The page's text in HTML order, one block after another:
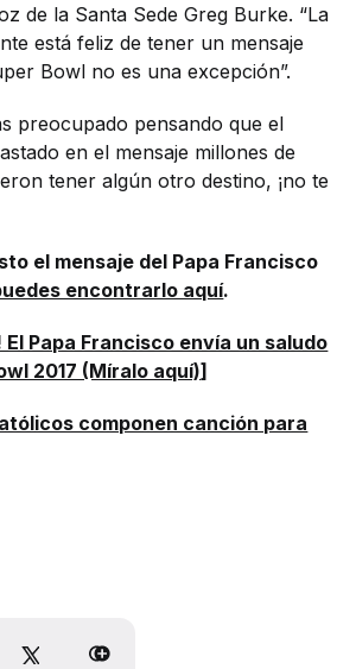
de la Santa Sede Greg Burke. “La
está feliz de tener un mensaje
Bowl no es una excepción”.
preocupado pensando que el
en el mensaje millones de
tener algún otro destino, ¡no te
el mensaje del Papa Francisco
encontrarlo aquí.
El Papa Francisco envía un saludo
2017 (Míralo aquí)]
componen canción para